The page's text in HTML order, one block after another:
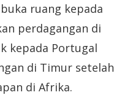
ruang kepada
perdagangan di
kepada Portugal
di Timur setelah
di Afrika.